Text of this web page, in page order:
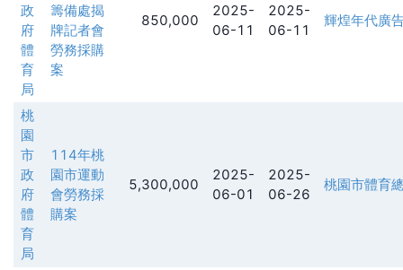
政
府
體
育
局
籌備處揭
牌記者會
勞務採購
案
850,000
2025-
06-11
2025-
06-11
輝煌年代廣
桃
園
市
政
府
體
育
局
114年桃
園市運動
會勞務採
購案
5,300,000
2025-
06-01
2025-
06-26
桃園市體育